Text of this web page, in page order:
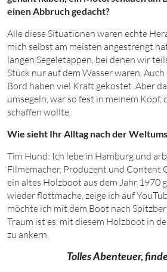
einen Abbruch gedacht?
Alle diese Situationen waren echte
mich selbst am meisten angestrengt
langen Segeletappen, bei denen wir
Stück nur auf dem Wasser waren.
Bord haben viel Kraft gekostet. Aber
umsegeln, war so fest in meinem Kopf,
schaffen wollte.
Wie sieht Ihr Alltag nach der
Tim Hund: Ich lebe in Hamburg und
Filmemacher, Produzent und Content
ein altes Holzboot aus dem Jahr 1970
wieder flottmache, zeige ich auf
möchte ich mit dem Boot nach
Traum ist es, mit diesem Holzboot in
zu ankern.
Tolles Abenteuer,